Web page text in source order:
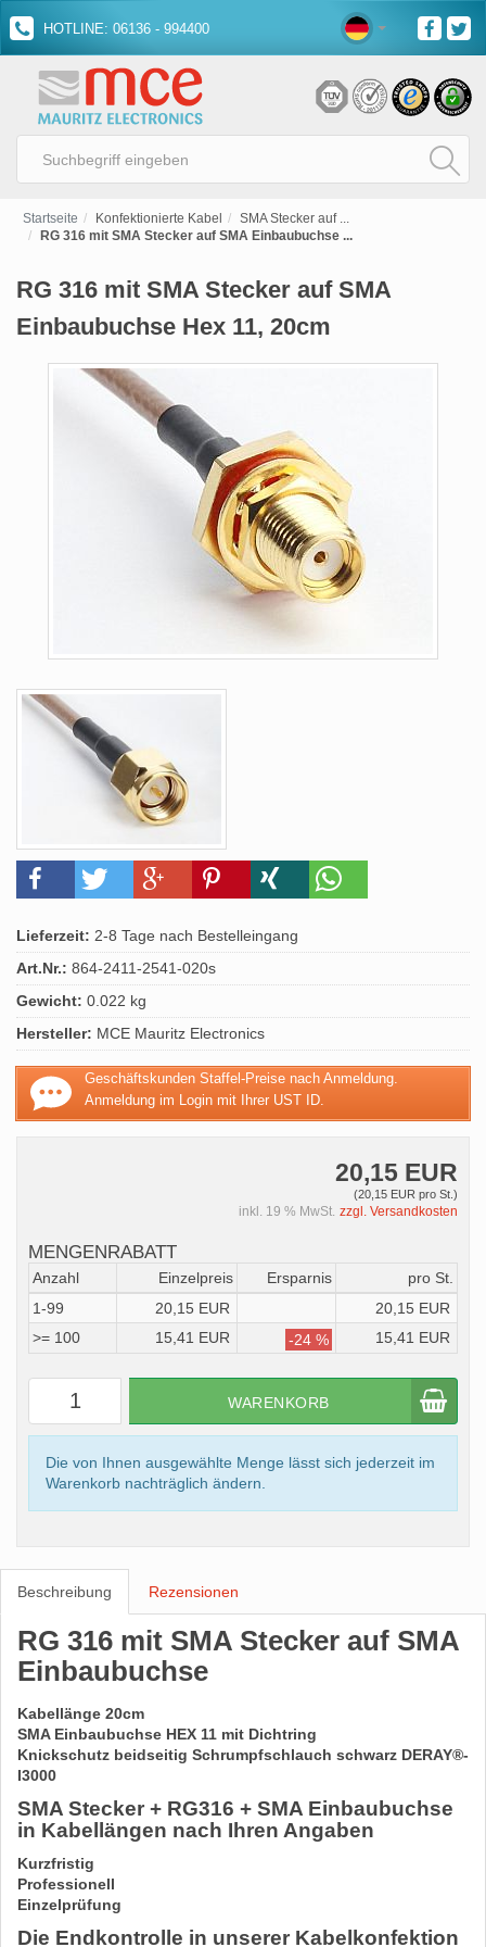
HOTLINE: 06136 - 994400
Startseite Konfektionierte Kabel
SMA Stecker auf ...
RG 316 mit SMA Stecker auf SMA Einbaubuchse ...
RG 316 mit SMA Stecker auf SMA
Einbaubuchse Hex 11, 20cm
Lieferzeit: 2-8 Tage nach Bestelleingang
Art.Nr.: 864-2411-2541-020s
Gewicht: 0.022 kg
Hersteller: MCE Mauritz Electronics
Geschäftskunden Staffel-Preise nach Anmeldung.
Anmeldung im Login mit Ihrer UST ID.
20,15 EUR
(20,15 EUR pro St.)
inkl. 19 % MwSt. zzgl. Versandkosten
MENGENRABATT
Anzahl Einzelpreis Ersparnis
pro St.
1-99
20,15 EUR
20,15 EUR
>= 100
15,41 EUR -24 % 15,41 EUR
WARENKORB
Die von Ihnen ausgewählte Menge lässt sich jederzeit im
Warenkorb nachträglich ändern.
Beschreibung Rezensionen
RG 316 mit SMA Stecker auf SMA
Einbaubuchse
Kabellänge 20cm
SMA Einbaubuchse HEX 11 mit Dichtring
Knickschutz beidseitig Schrumpfschlauch schwarz DERAY®-
I3000
SMA Stecker + RG316 + SMA Einbaubuchse
in Kabellängen nach Ihren Angaben
Kurzfristig
Professionell
Einzelprüfung
Die Endkontrolle in unserer Kabelkonfektion